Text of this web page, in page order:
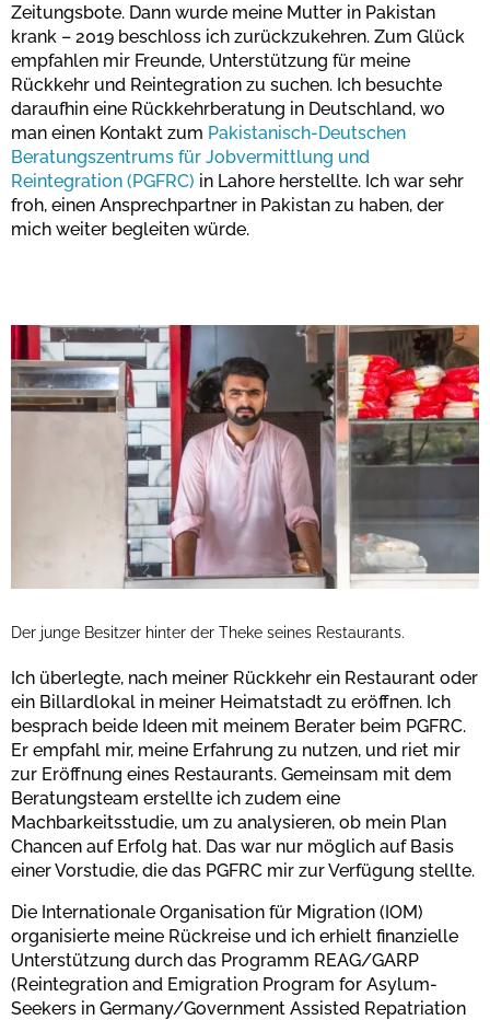
Zeitungsbote. Dann wurde meine Mutter in Pakistan
krank – 2019 beschloss ich zurückzukehren. Zum Glück
empfahlen mir Freunde, Unterstützung für meine
Rückkehr und Reintegration zu suchen. Ich besuchte
daraufhin eine Rückkehrberatung in Deutschland, wo
man einen Kontakt zum Pakistanisch-Deutschen
Beratungszentrums für Jobvermittlung und
Reintegration (PGFRC) in Lahore herstellte. Ich war sehr
froh, einen Ansprechpartner in Pakistan zu haben, der
mich weiter begleiten würde.
Der junge Besitzer hinter der Theke seines Restaurants.
Ich überlegte, nach meiner Rückkehr ein Restaurant oder
ein Billardlokal in meiner Heimatstadt zu eröffnen. Ich
besprach beide Ideen mit meinem Berater beim PGFRC.
Er empfahl mir, meine Erfahrung zu nutzen, und riet mir
zur Eröffnung eines Restaurants. Gemeinsam mit dem
Beratungsteam erstellte ich zudem eine
Machbarkeitsstudie, um zu analysieren, ob mein Plan
Chancen auf Erfolg hat. Das war nur möglich auf Basis
einer Vorstudie, die das PGFRC mir zur Verfügung stellte.
Die Internationale Organisation für Migration (IOM)
organisierte meine Rückreise und ich erhielt finanzielle
Unterstützung durch das Programm REAG/GARP
(Reintegration and Emigration Program for Asylum-
Seekers in Germany/Government Assisted Repatriation